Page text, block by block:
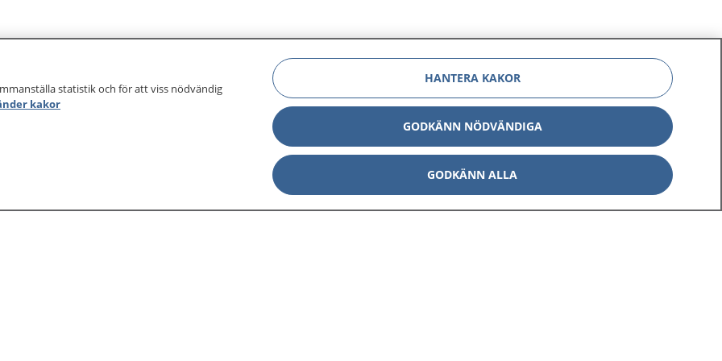
Other languages
Lättläst svenska
Om 1177
E-tjänster
Aktuellt
Kontakt
Digital tillgänglighet
statistik och för att viss nödvändig
kakor
HANTERA KAKOR
GODKÄNN NÖDVÄNDIGA
GODKÄNN ALLA